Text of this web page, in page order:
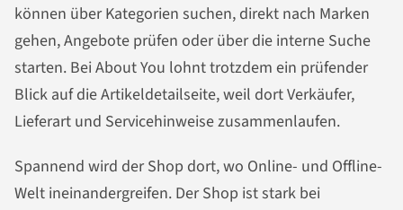
können über Kategorien suchen, direkt nach Marken
gehen, Angebote prüfen oder über die interne Suche
starten. Bei About You lohnt trotzdem ein prüfender
Blick auf die Artikeldetailseite, weil dort Verkäufer,
Lieferart und Servicehinweise zusammenlaufen.
Spannend wird der Shop dort, wo Online- und Offline-
Welt ineinandergreifen. Der Shop ist stark bei